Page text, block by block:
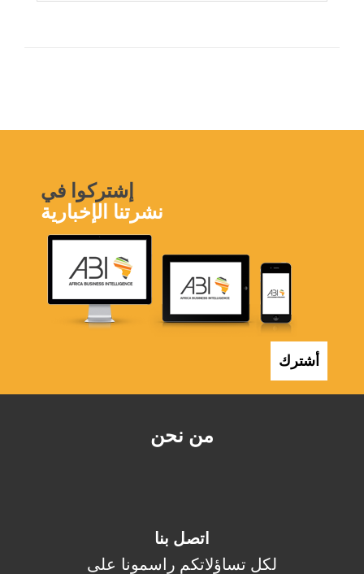
من نحن
اتصل بنا
لكل تساؤلاتكم راسمونا على
إشتركوا في
نشرتنا الإخبارية
أشترك